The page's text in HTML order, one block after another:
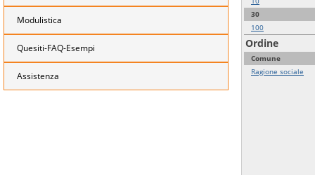
Modulistica
Quesiti-FAQ-Esempi
Assistenza
30
100
Ordine
Comune
Ragione sociale